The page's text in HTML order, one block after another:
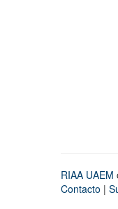
RIAA UAEM
Contacto |